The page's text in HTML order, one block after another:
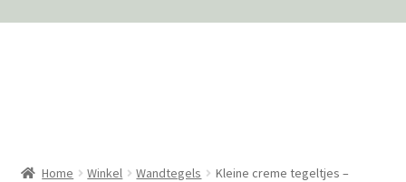
Wandtegels
Mozaïekvellen
Home Winkel Wandtegels
Kleine creme tegeltjes –